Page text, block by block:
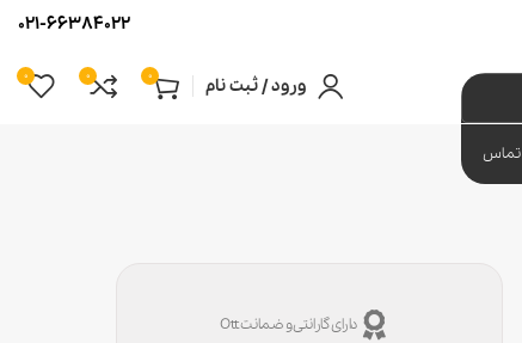
021-66384022
ورود / ثبت نام 0
0
0
تماس
دارای گارانتی و ضمانت Ott